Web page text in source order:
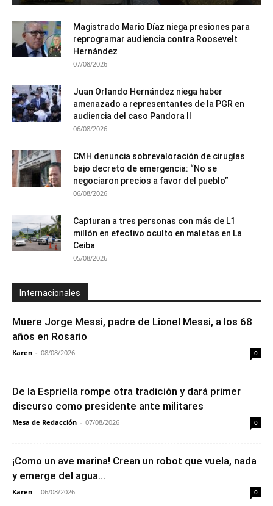
Magistrado Mario Díaz niega presiones para
reprogramar audiencia contra Roosevelt
Hernández
07/08/2026
Juan Orlando Hernández niega haber
amenazado a representantes de la PGR en
audiencia del caso Pandora II
06/08/2026
CMH denuncia sobrevaloración de cirugías
bajo decreto de emergencia: “No se
negociaron precios a favor del pueblo”
06/08/2026
Capturan a tres personas con más de L1
millón en efectivo oculto en maletas en La
Ceiba
05/08/2026
Internacionales
Muere Jorge Messi, padre de Lionel Messi, a los 68
años en Rosario
Karen - 08/08/2026 0
De la Espriella rompe otra tradición y dará primer
discurso como presidente ante militares
Mesa de Redacción - 07/08/2026 0
¡Como un ave marina! Crean un robot que vuela, nada
y emerge del agua...
Karen - 06/08/2026 0